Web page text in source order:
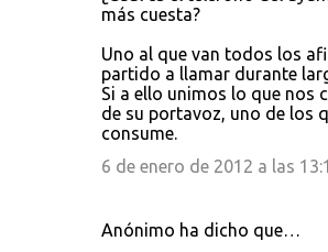
más cuesta?
Uno al que van todos los
partido a llamar durante
Si a ello unimos lo que nos
de su portavoz, uno de los
consume.
6 de enero de 2012 a las
Anónimo ha dicho que…